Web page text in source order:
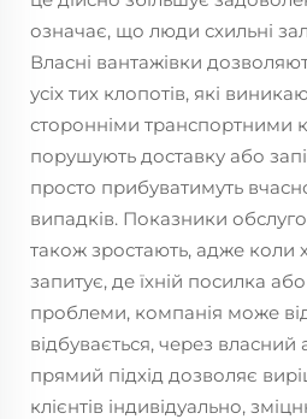
означає, що люди схильні
Власні вантажівки
усіх тих клопотів, які
сторонніми транспортними
порушують доставку або
просто прибуватимуть
випадків. Показники
також зростають, адже коли
запитує, де їхній посилка
проблеми, компанія може
відбувається, через
прямий підхід дозволяє
клієнтів індивідуально,